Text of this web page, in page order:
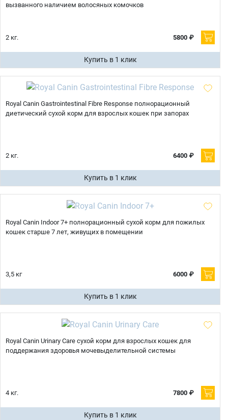
вызванного наличием волосяных комочков
2 кг. 5800 ₽
Купить в 1 клик
Royal Canin Gastrointestinal Fibre Response полнорационный
диетический сухой корм для взрослых кошек при запорах
2 кг. 6400 ₽
Купить в 1 клик
Royal Canin Indoor 7+ полнорационный сухой корм для пожилых
кошек старше 7 лет, живущих в помещении
3,5 кг 6000 ₽
Купить в 1 клик
Royal Canin Urinary Care сухой корм для взрослых кошек для
поддержания здоровья мочевыделительной системы
4 кг. 7800 ₽
Купить в 1 клик